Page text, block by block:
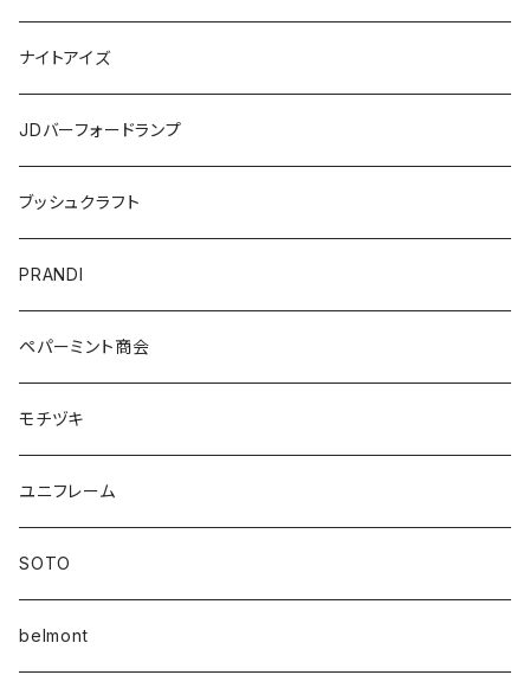
ナイトアイズ
JDバーフォードランプ
ブッシュクラフト
PRANDI
ペパーミント商会
モチヅキ
ユニフレーム
SOTO
belmont